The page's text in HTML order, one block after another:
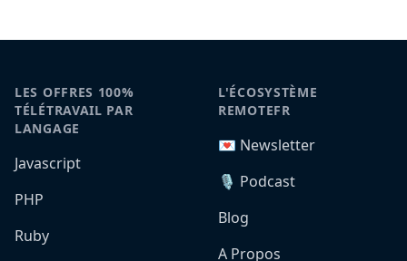
LES OFFRES 100%
TÉLÉTRAVAIL PAR
LANGAGE
Javascript
PHP
Ruby
L'ÉCOSYSTÈME
REMOTEFR
💌 Newsletter
🎙️ Podcast
Blog
A Propos